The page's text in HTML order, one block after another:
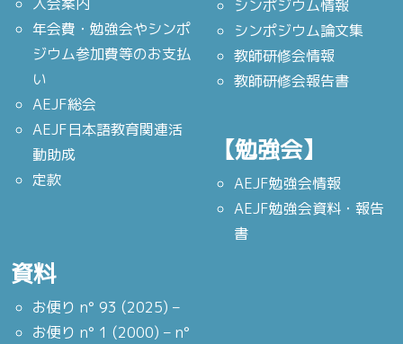
年会費・勉強会やシンポ
ジウム参加費等のお支払
い
AEJF総会
AEJF日本語教育関連活
動助成
定款
シンポジウム情報
シンポジウム論文集
教師研修会情報
教師研修会報告書
【勉強会】
AEJF勉強会情報
AEJF勉強会資料・報告
書
資料
お便り n° 93 (2025) –
お便り n° 1 (2000) – n°